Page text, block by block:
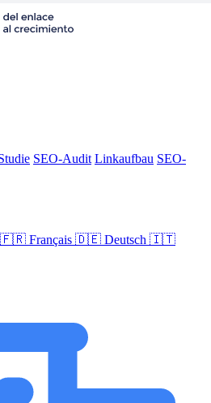
SEO-Audit Linkaufbau SEO-
🇫🇷 Français 🇩🇪 Deutsch 🇮🇹